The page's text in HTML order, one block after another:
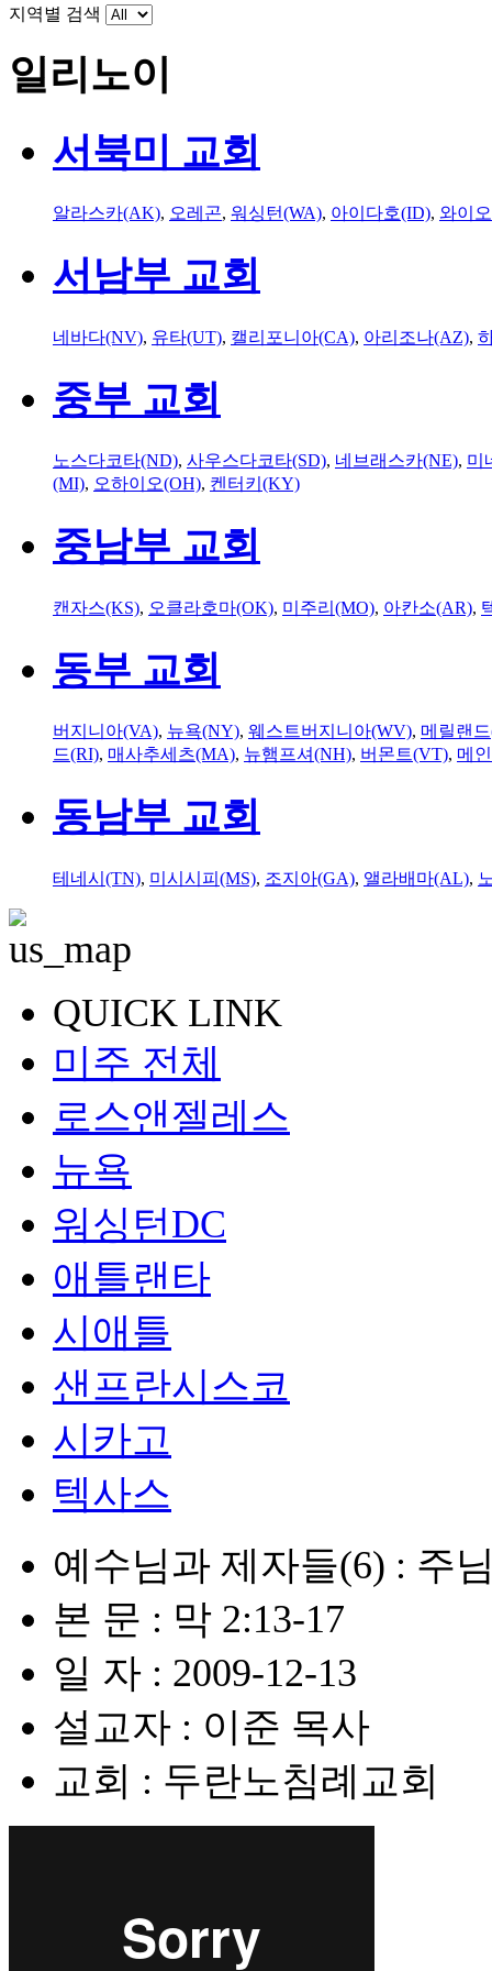
지역별 검색
일리노이
서북미 교회
알라스카(AK), 오레곤, 워싱턴(WA), 아이다호(ID), 와이
서남부 교회
네바다(NV), 유타(UT), 캘리포니아(CA), 아리조나(AZ),
중부 교회
노스다코타(ND), 사우스다코타(SD), 네브래스카(NE), 미
(MI), 오하이오(OH), 켄터키(KY)
중남부 교회
캔자스(KS), 오클라호마(OK), 미주리(MO), 아칸소(AR),
동부 교회
버지니아(VA), 뉴욕(NY), 웨스트버지니아(WV), 메릴랜
드(RI), 매사추세츠(MA), 뉴햄프셔(NH), 버몬트(VT), 메
동남부 교회
테네시(TN), 미시시피(MS), 조지아(GA), 앨라배마(AL),
QUICK LINK
미주 전체
로스앤젤레스
뉴욕
워싱턴DC
애틀랜타
시애틀
샌프란시스코
시카고
텍사스
예수님과 제자들(6) : 주
본 문 : 막 2:13-17
일 자 : 2009-12-13
설교자 : 이준 목사
교회 : 두란노침례교회